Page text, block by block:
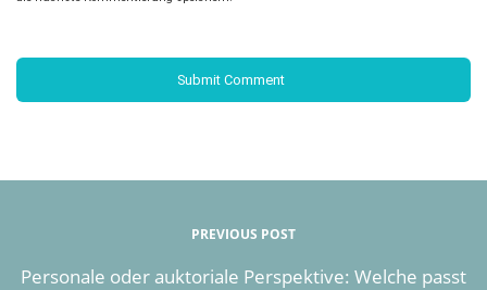
PREVIOUS POST
Personale oder auktoriale Perspektive: Welche passt